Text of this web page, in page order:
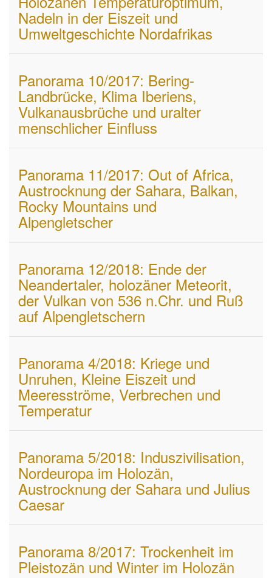
Nadeln in der Eiszeit und
Umweltgeschichte Nordafrikas
Panorama 10/2017: Bering-
Landbrücke, Klima Iberiens,
Vulkanausbrüche und uralter
menschlicher Einfluss
Panorama 11/2017: Out of Africa,
Austrocknung der Sahara, Balkan,
Rocky Mountains und
Alpengletscher
Panorama 12/2018: Ende der
Neandertaler, holozäner Meteorit,
der Vulkan von 536 n.Chr. und Ruß
auf Alpengletschern
Panorama 4/2018: Kriege und
Unruhen, Kleine Eiszeit und
Meeresströme, Verbrechen und
Temperatur
Panorama 5/2018: Induszivilisation,
Nordeuropa im Holozän,
Austrocknung der Sahara und Julius
Caesar
Panorama 8/2017: Trockenheit im
Pleistozän und Winter im Holozän